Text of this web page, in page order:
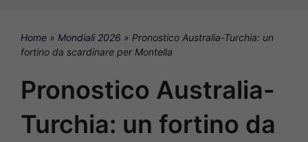
Home » Mondiali 2026 » Pronostico Australia-Turchia: un
fortino da scardinare per Montella
Pronostico Australia-
Turchia: un fortino da